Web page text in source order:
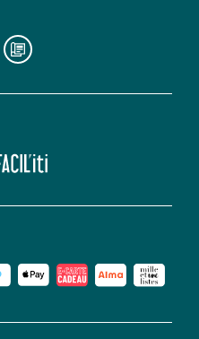
lien vers le blog la redoute